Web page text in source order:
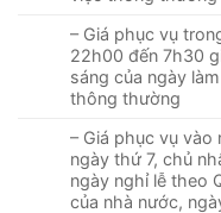
– Giá phục vụ
22h00 đến 7h30
sáng của ngày
thông thường
– Giá phục vụ vào
ngày thứ 7, chủ
ngày nghỉ lễ theo
của nhà nước,